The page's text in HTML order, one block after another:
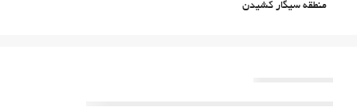
منطقه سیگار کشیدن